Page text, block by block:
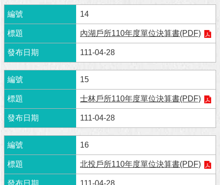
專
區
臺
北
旅
遊
網
政
府
網
資
料
開
放
14
內湖戶所110年度單位決算書(PDF)
111-04-28
15
士林戶所110年度單位決算書(PDF)
111-04-28
16
北投戶所110年度單位決算書(PDF)
111-04-28